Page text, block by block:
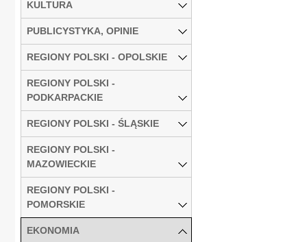
KULTURA
PUBLICYSTYKA, OPINIE
REGIONY POLSKI - OPOLSKIE
REGIONY POLSKI -
PODKARPACKIE
REGIONY POLSKI - ŚLĄSKIE
REGIONY POLSKI -
MAZOWIECKIE
REGIONY POLSKI -
POMORSKIE
EKONOMIA